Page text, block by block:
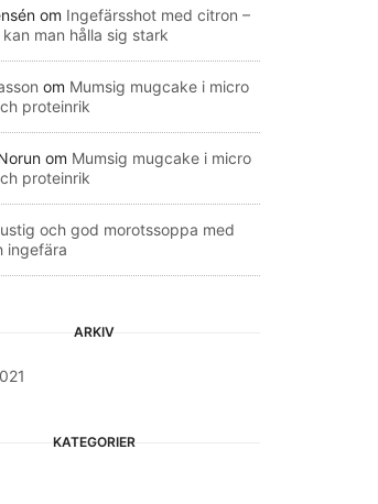
om Ingefärsshot med citron –
man hålla sig stark
om Mumsig mugcake i micro
proteinrik
om Mumsig mugcake i micro
proteinrik
och god morotssoppa med
ingefära
ARKIV
KATEGORIER